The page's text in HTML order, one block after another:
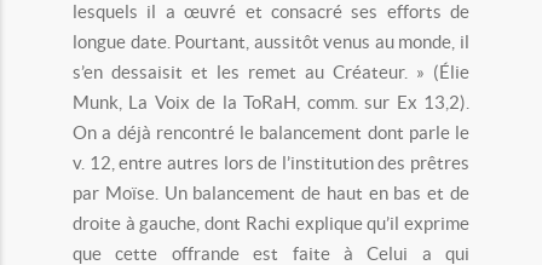
lesquels il a œuvré et consacré ses efforts de
longue date. Pourtant, aussitôt venus au monde, il
s’en dessaisit et les remet au Créateur. » (Élie
Munk, La Voix de la ToRaH, comm. sur Ex 13,2).
On a déjà rencontré le balancement dont parle le
v. 12, entre autres lors de l’institution des prêtres
par Moïse. Un balancement de haut en bas et de
droite à gauche, dont Rachi explique qu’il exprime
que cette offrande est faite à Celui a qui